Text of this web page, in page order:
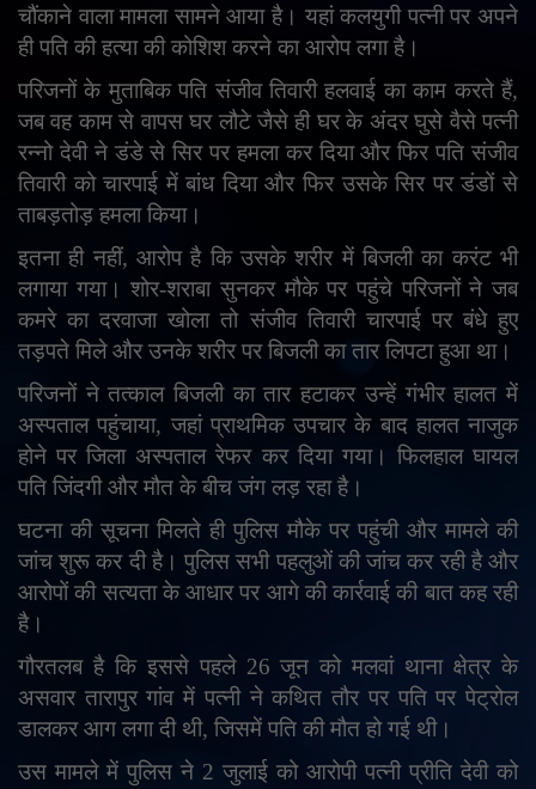
English Arabic
चौंकाने वाला मामला सामने आया है। यहां कलयुगी पत्नी पर अपने
ही पति की हत्या की कोशिश करने का आरोप लगा है।
परिजनों के मुताबिक पति संजीव तिवारी हलवाई का काम करते हैं,
जब वह काम से वापस घर लौटे जैसे ही घर के अंदर घुसे वैसे पत्नी
रन्नो देवी ने डंडे से सिर पर हमला कर दिया और फिर पति संजीव
तिवारी को चारपाई में बांध दिया और फिर उसके सिर पर डंडों से
ताबड़तोड़ हमला किया।
इतना ही नहीं,आरोप है कि उसके शरीर में बिजली का करंट भी
लगाया गया। शोर-शराबा सुनकर मौके पर पहुंचे परिजनों ने जब
कमरे का दरवाजा खोला तो संजीव तिवारी चारपाई पर बंधे हुए
तड़पते मिले और उनके शरीर पर बिजली का तार लिपटा हुआ था।
परिजनों ने तत्काल बिजली का तार हटाकर उन्हें गंभीर हालत में
अस्पताल पहुंचाया, जहां प्राथमिक उपचार के बाद हालत नाजुक
होने पर जिला अस्पताल रेफर कर दिया गया। फिलहाल घायल
पति जिंदगी और मौत के बीच जंग लड़ रहा है।
घटना की सूचना मिलते ही पुलिस मौके पर पहुंची और मामले की
जांच शुरू कर दी है। पुलिस सभी पहलुओं की जांच कर रही है और
आरोपों की सत्यता के आधार पर आगे की कार्रवाई की बात कह रही
है।
गौरतलब है कि इससे पहले 26 जून को मलवां थाना क्षेत्र के
असवार तारापुर गांव में पत्नी ने कथित तौर पर पति पर पेट्रोल
डालकर आग लगा दी थी, जिसमें पति की मौत हो गई थी।
उस मामले में पुलिस ने 2 जुलाई को आरोपी पत्नी प्रीति देवी को